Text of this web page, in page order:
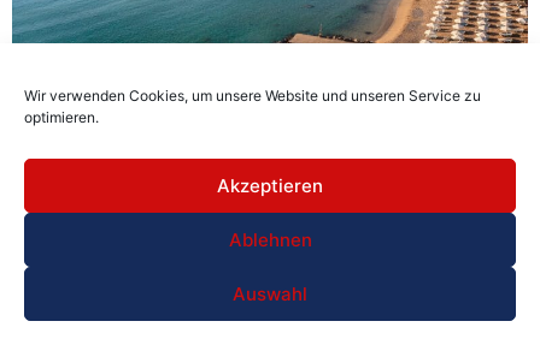
Wir verwenden Cookies, um unsere Website und unseren Service zu
optimieren.
Akzeptieren
Ablehnen
Auswahl
Atrium Palace Thalasso Spa Resort & Villas
elegante Zimmer, weitläufige Poollandschaften, direkten
Strandzugang und exzellenten Spa-Bereich. Perfekt für
Erholung, Genuss und mediterranes Urlaubsgefühl in
ruhiger Lage nahe Kalathos.